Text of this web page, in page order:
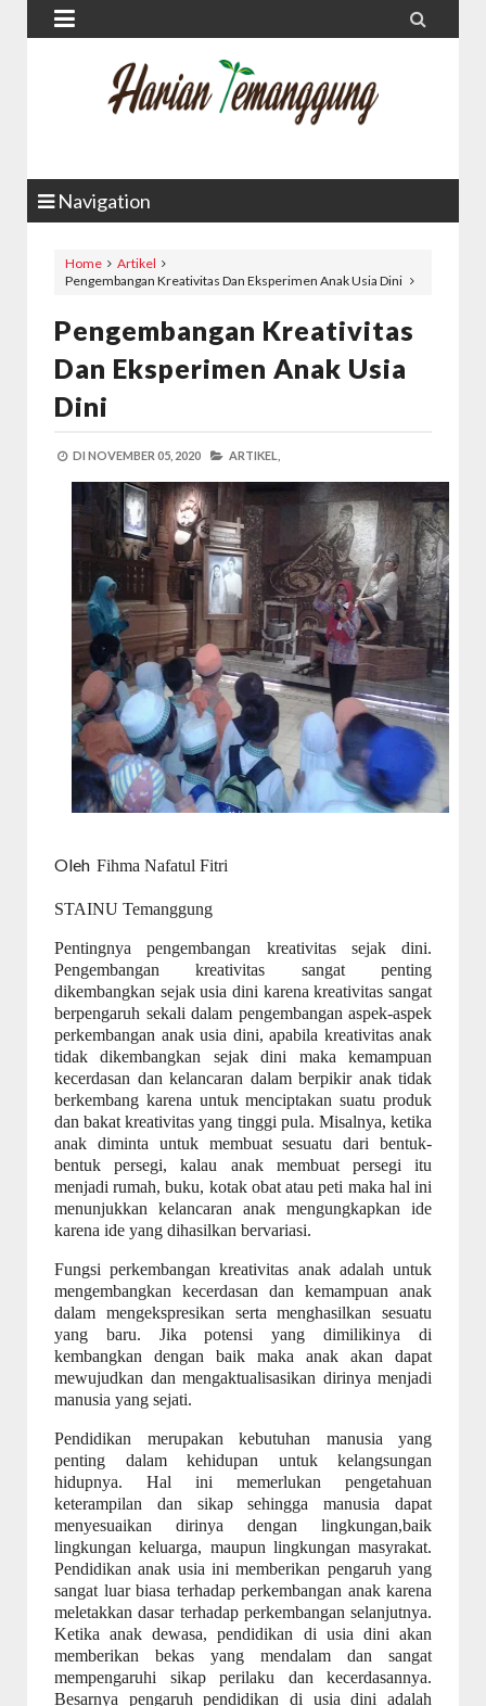
 
Navigation
Home
Artikel
Pengembangan Kreativitas Dan Eksperimen Anak Usia Dini
Pengembangan Kreativitas
Dan Eksperimen Anak Usia
Dini
DI NOVEMBER 05, 2020 ARTIKEL,
Oleh Fihma Nafatul Fitri
STAINU Temanggung
Pentingnya pengembangan kreativitas sejak dini.
Pengembangan kreativitas sangat penting
dikembangkan sejak usia dini karena kreativitas sangat
berpengaruh sekali dalam pengembangan aspek-aspek
perkembangan anak usia dini, apabila kreativitas anak
tidak dikembangkan sejak dini maka kemampuan
kecerdasan dan kelancaran dalam berpikir anak tidak
berkembang karena untuk menciptakan suatu produk
dan bakat kreativitas yang tinggi pula. Misalnya, ketika
anak diminta untuk membuat sesuatu dari bentuk-
bentuk persegi, kalau anak membuat persegi itu
menjadi rumah, buku, kotak obat atau peti maka hal ini
menunjukkan kelancaran anak mengungkapkan ide
karena ide yang dihasilkan bervariasi.
Fungsi perkembangan kreativitas anak adalah untuk
mengembangkan kecerdasan dan kemampuan anak
dalam mengekspresikan serta menghasilkan sesuatu
yang baru. Jika potensi yang dimilikinya di
kembangkan dengan baik maka anak akan dapat
mewujudkan dan mengaktualisasikan dirinya menjadi
manusia yang sejati.
Pendidikan merupakan kebutuhan manusia yang
penting dalam kehidupan untuk kelangsungan
hidupnya. Hal ini memerlukan pengetahuan
keterampilan dan sikap sehingga manusia dapat
menyesuaikan dirinya dengan lingkungan,baik
lingkungan keluarga, maupun lingkungan masyrakat.
Pendidikan anak usia ini memberikan pengaruh yang
sangat luar biasa terhadap perkembangan anak karena
meletakkan dasar terhadap perkembangan selanjutnya.
Ketika anak dewasa, pendidikan di usia dini akan
memberikan bekas yang mendalam dan sangat
mempengaruhi sikap perilaku dan kecerdasannya.
Besarnya pengaruh pendidikan di usia dini adalah